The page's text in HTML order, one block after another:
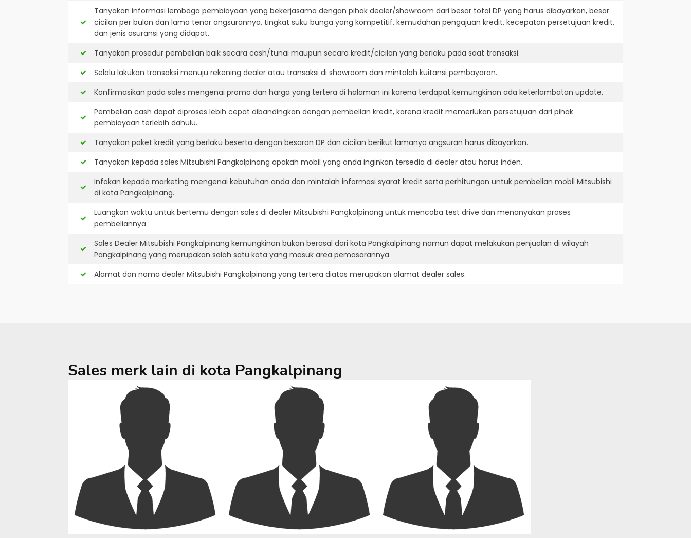
Tanyakan informasi lembaga pembiayaan yang bekerjasama dengan pihak dealer/showroom dari besar total DP yang harus dibayarkan, besar
cicilan per bulan dan lama tenor angsurannya, tingkat suku bunga yang kompetitif, kemudahan pengajuan kredit, kecepatan persetujuan kredit,
dan jenis asuransi yang didapat.
Tanyakan prosedur pembelian baik secara cash/tunai maupun secara kredit/cicilan yang berlaku pada saat transaksi.
Selalu lakukan transaksi menuju rekening dealer atau transaksi di showroom dan mintalah kuitansi pembayaran.
Konfirmasikan pada sales mengenai promo dan harga yang tertera di halaman ini karena terdapat kemungkinan ada keterlambatan update.
Pembelian cash dapat diproses lebih cepat dibandingkan dengan pembelian kredit, karena kredit memerlukan persetujuan dari pihak
pembiayaan terlebih dahulu.
Tanyakan paket kredit yang berlaku beserta dengan besaran DP dan cicilan berikut lamanya angsuran harus dibayarkan.
Tanyakan kepada sales Mitsubishi Pangkalpinang apakah mobil yang anda inginkan tersedia di dealer atau harus inden.
Infokan kepada marketing mengenai kebutuhan anda dan mintalah informasi syarat kredit serta perhitungan untuk pembelian mobil Mitsubishi
di kota Pangkalpinang.
Luangkan waktu untuk bertemu dengan sales di dealer Mitsubishi Pangkalpinang untuk mencoba test drive dan menanyakan proses
pembeliannya.
Sales Dealer Mitsubishi Pangkalpinang kemungkinan bukan berasal dari kota Pangkalpinang namun dapat melakukan penjualan di wilayah
Pangkalpinang yang merupakan salah satu kota yang masuk area pemasarannya.
Alamat dan nama dealer Mitsubishi Pangkalpinang yang tertera diatas merupakan alamat dealer sales.
Sales merk lain di kota Pangkalpinang